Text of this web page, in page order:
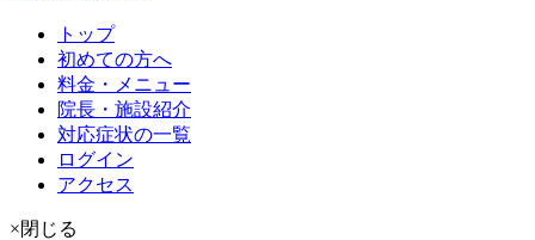
トップ
初めての方へ
料金・メニュー
院長・施設紹介
対応症状の一覧
ログイン
アクセス
×閉じる